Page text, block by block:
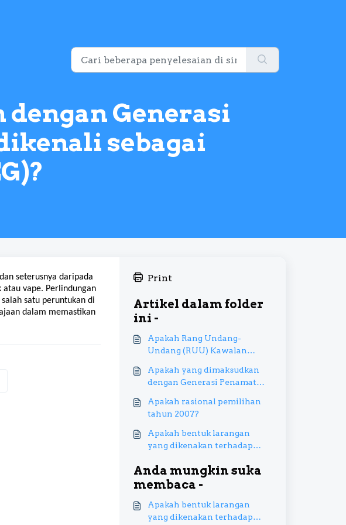
Generasi
sebagai
seterusnya daripada
atau vape. Perlindungan
satu peruntukan di
dalam memastikan
Print
Artikel dalam folder
ini -
Apakah Rang Undang-
Undang (RUU) Kawalan
Kesihatan Awam 2023?
Apakah yang dimaksudkan
dengan Generasi Penamat
sebagai Generational
Endgame (GEG)?
Apakah rasional pemilihan
tahun 2007?
Apakah bentuk larangan
yang dikenakan terhadap
tahun 2007 dan seterusnya?
Anda mungkin suka
membaca -
Apakah bentuk larangan
yang dikenakan terhadap